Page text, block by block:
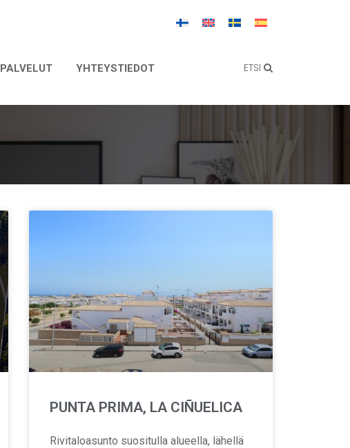
ETSI
PALVELUT YHTEYSTIEDOT
PUNTA PRIMA, LA CIÑUELICA
Rivitaloasunto suositulla alueella, lähellä